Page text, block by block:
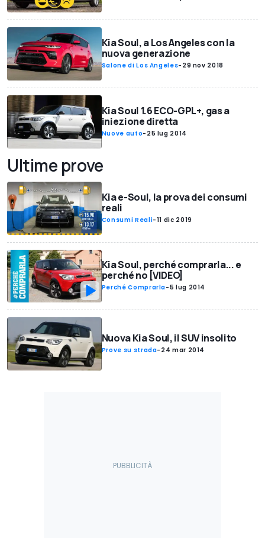
Kia Soul, a Los Angeles con la
nuova generazione
Salone di Los Angeles- 29 nov 2018
Kia Soul 1.6 ECO-GPL+, gas a
iniezione diretta
Nuove auto- 25 lug 2014
Ultime prove
Kia e-Soul, la prova dei consumi
reali
Consumi Reali-11 dic 2019
Kia Soul, perché comprarla... e
perché no [VIDEO]
Perché Comprarla-5 lug 2014
Nuova Kia Soul, il SUV insolito
Prove su strada- 24 mar 2014